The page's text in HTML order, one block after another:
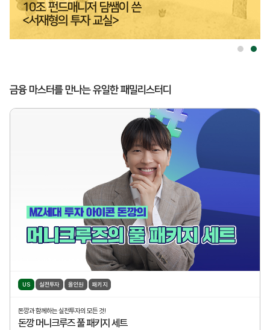
10조 펀드매니저 담쌤이 쓴
<서재형의 투자 교실>
1 2
금융 마스터를 만나는 유일한 패밀리스터디
US 실전투자 올인원 패키지
돈깡과 함께하는 실전투자의 모든 것!
돈깡 머니크루즈 풀 패키지 세트